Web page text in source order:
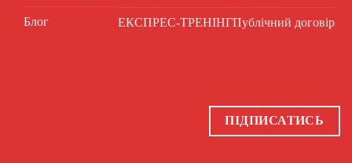
Блог ЕКСПРЕС-ТРЕНІНГПублічний договір
ПІДПИСАТИСЬ